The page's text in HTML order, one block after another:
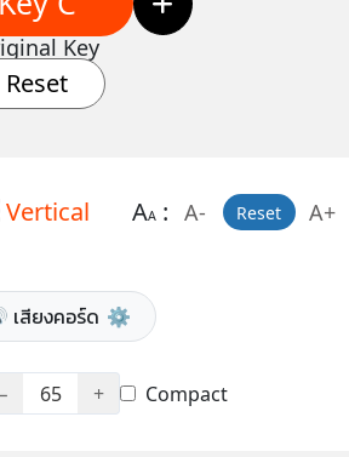
Key
Reset
Vertical AA: A- Reset A+
เสียงคอร์ด ⚙️
65 + Compact